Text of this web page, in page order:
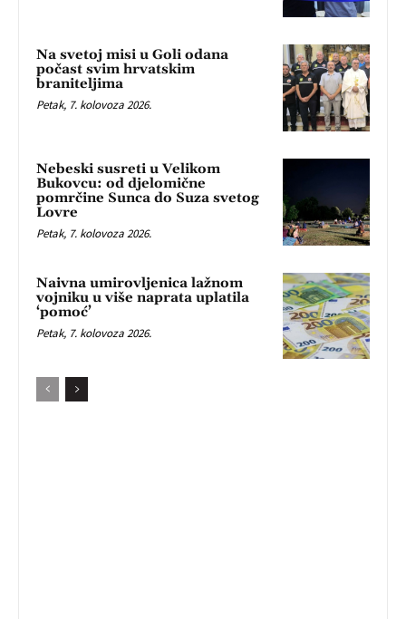
Na svetoj misi u Goli odana
počast svim hrvatskim
braniteljima
Petak, 7. kolovoza 2026.
Nebeski susreti u Velikom
Bukovcu: od djelomične
pomrčine Sunca do Suza svetog
Lovre
Petak, 7. kolovoza 2026.
Naivna umirovljenica lažnom
vojniku u više naprata uplatila
‘pomoć’
Petak, 7. kolovoza 2026.